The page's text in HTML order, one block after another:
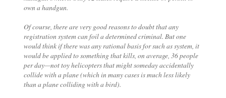
own a handgun.
Of course, there are very good reasons to doubt that any
registration system can foil a determined criminal. But one
would think if there was any rational basis for such as system, it
would be applied to something that kills, on average, 36 people
per day—not toy helicopters that might someday accidentally
collide with a plane (which in many cases is much less likely
than a plane colliding with a bird).